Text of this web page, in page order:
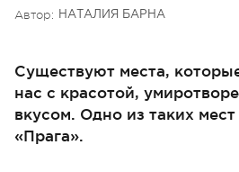
Автор: НАТАЛИЯ БАРНА
Существуют места,
нас с красотой,
вкусом. Одно из таких
«Прага».